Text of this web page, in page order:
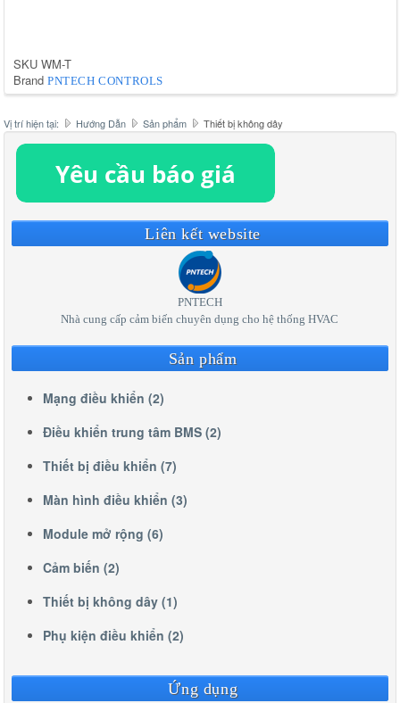
SKU WM-T
Brand PNTECH CONTROLS
Vị trí hiện tại: Hướng Dẫn Sản phẩm Thiết bị không dây
Liên kết website
PNTECH
Nhà cung cấp cảm biến chuyên dụng cho hệ thống HVAC
Sản phẩm
Mạng điều khiển (2)
Điều khiển trung tâm BMS (2)
Thiết bị điều khiển (7)
Màn hình điều khiển (3)
Module mở rộng (6)
Cảm biến (2)
Thiết bị không dây (1)
Phụ kiện điều khiển (2)
Ứng dụng